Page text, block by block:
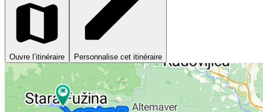
Ouvre l’itinéraire Personnalise cet itinéraire